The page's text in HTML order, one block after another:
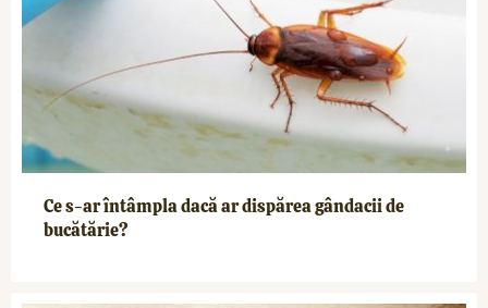
Ce s-ar întâmpla dacă ar dispărea gândacii de
bucătărie?